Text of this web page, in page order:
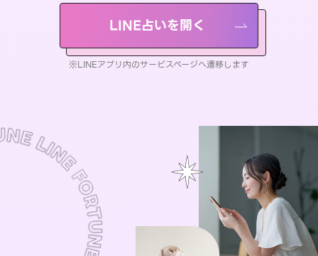
LINE占いを開く
※LINEアプリ内のサービスページへ遷移します